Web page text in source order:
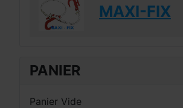
MAXI-FIX
PANIER
Panier Vide